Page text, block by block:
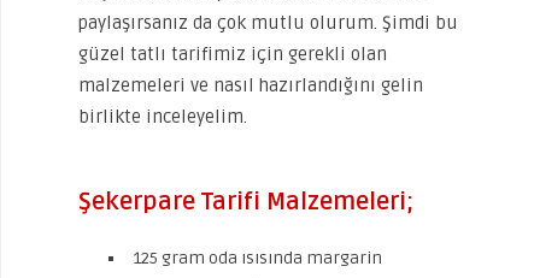
paylaşırsanız da çok mutlu olurum. Şimdi bu
güzel tatlı tarifimiz için gerekli olan
malzemeleri ve nasıl hazırlandığını gelin
birlikte inceleyelim.
Şekerpare Tarifi Malzemeleri;
125 gram oda ısısında margarin